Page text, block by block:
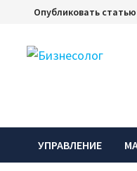
Перейти
содержимому
Опубликовать статью
УПРАВЛЕНИЕ